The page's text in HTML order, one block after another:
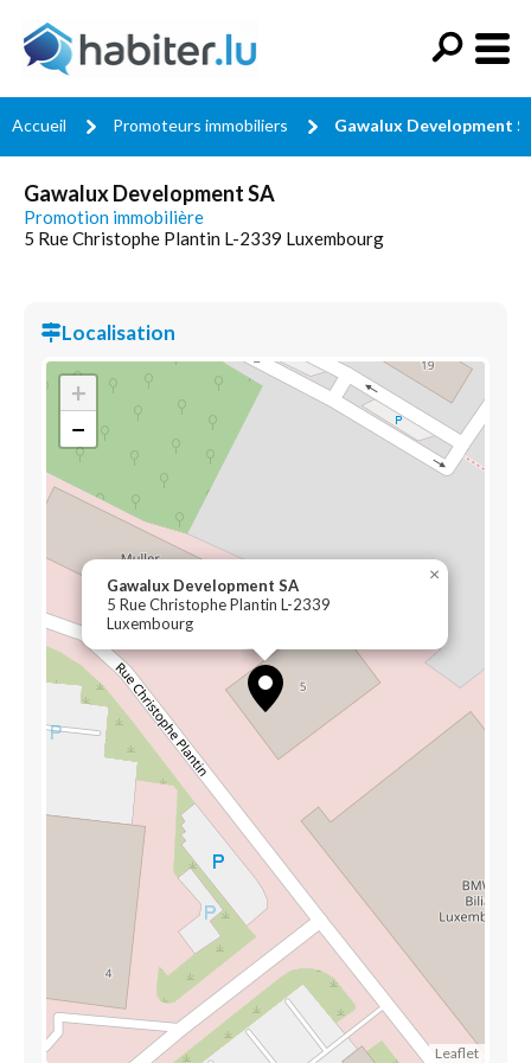
Accueil Promoteurs immobiliers Gawalux Development
Gawalux Development SA
Promotion immobilière
5 Rue Christophe Plantin L-2339 Luxembourg
Localisation
Gawalux Development SA
5 Rue Christophe Plantin L-2339
Luxembourg
×
+
−
Leaflet